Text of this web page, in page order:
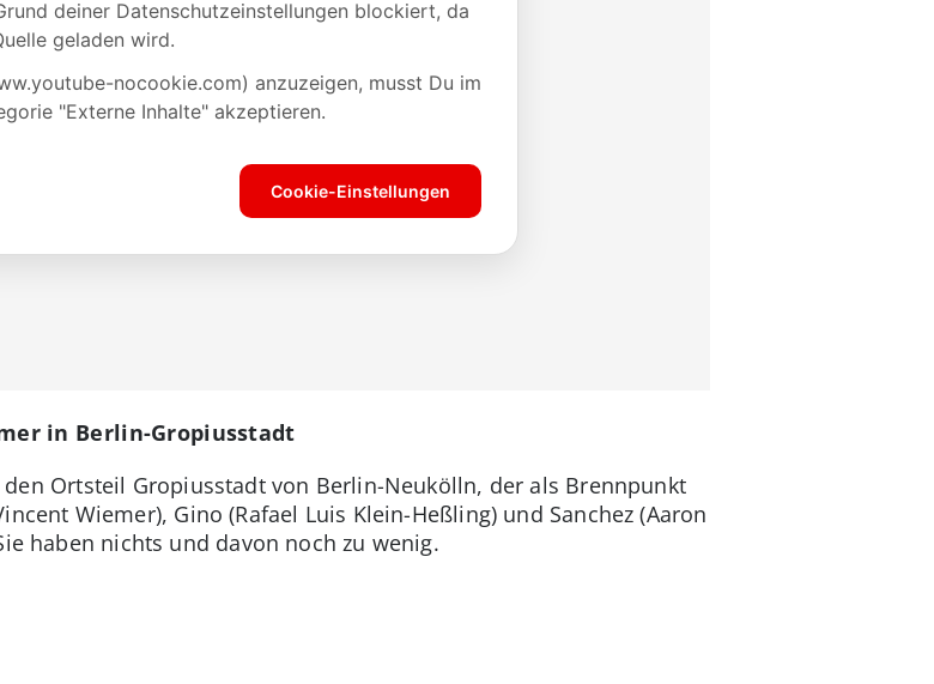
in Berlin-Gropiusstadt
Ortsteil Gropiusstadt von Berlin-Neukölln, der als Brennpunkt
Wiemer), Gino (Rafael Luis Klein-Heßling) und Sanchez (Aaron
haben nichts und davon noch zu wenig.